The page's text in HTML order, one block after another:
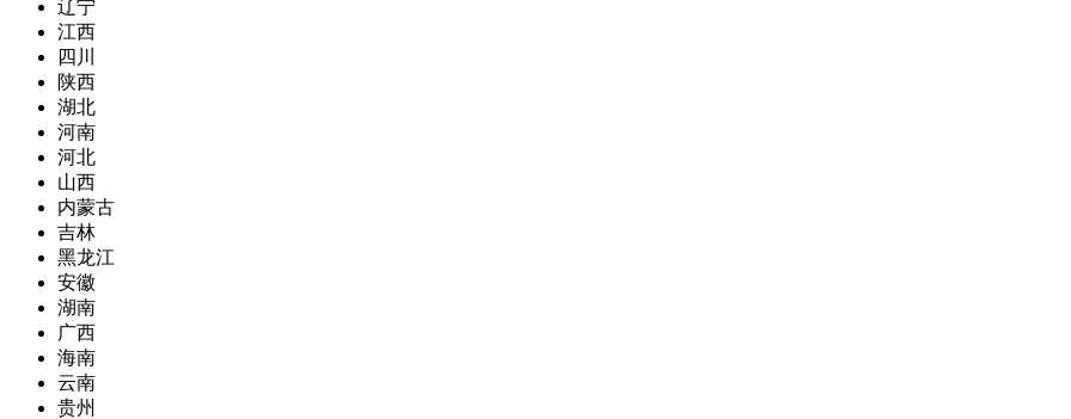
辽宁
江西
四川
陕西
湖北
河南
河北
山西
内蒙古
吉林
黑龙江
安徽
湖南
广西
海南
云南
贵州